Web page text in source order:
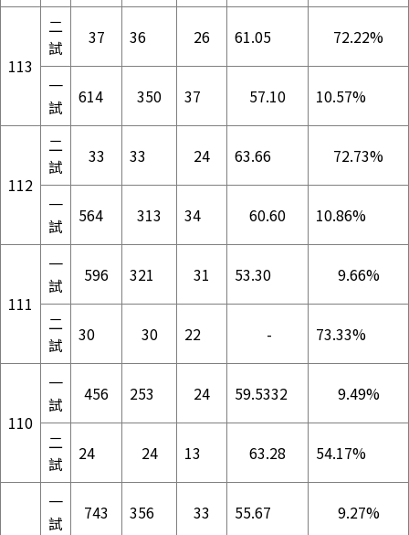
113
二
試
37 36 26 61.05 72.22%
一
試
614 350 37 57.10 10.57%
112
二
試
33 33 24 63.66 72.73%
一
試
564 313 34 60.60 10.86%
111
一
試
596 321 31 53.30 9.66%
二
試
30 30 22 - 73.33%
110
一
試
456 253 24 59.5332 9.49%
二
試
24 24 13 63.28 54.17%
一
試
743 356 33 55.67 9.27%